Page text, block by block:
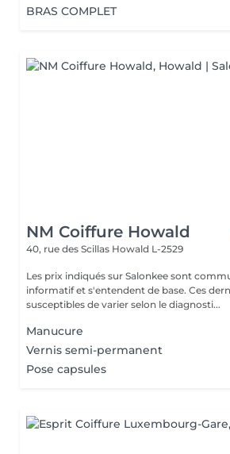
BRAS COMPLET
NM Coiffure Howald
40, rue des Scillas Howald L-2529
Les prix indiqués sur Salonkee sont
informatif et s'entendent de base. Ces
susceptibles de varier selon le diagnosti...
Manucure
Vernis semi-permanent
Pose capsules